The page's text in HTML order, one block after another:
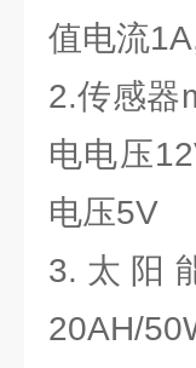
值电流
2.传感器
电电压
电压5V
3.太阳
20AH/